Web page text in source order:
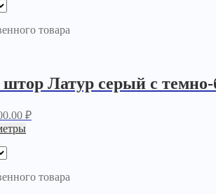
товара
Латур серый с
₽
товара